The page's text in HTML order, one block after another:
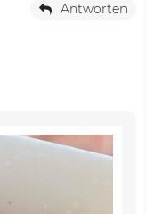
Antworten